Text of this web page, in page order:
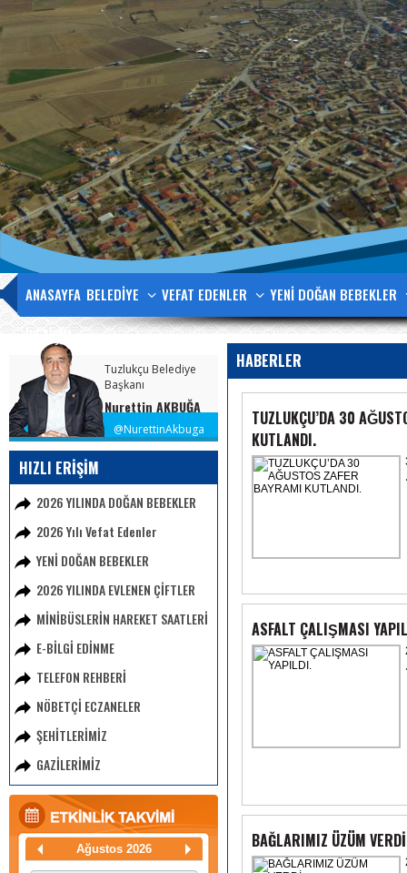
ANASAYFA BELEDİYE VEFAT EDENLER YENİ DOĞAN BEBEKLER
İLETİŞİM
Tuzlukçu Belediye
Başkanı
Nurettin AKBUĞA
@NurettinAkbuga
HIZLI ERİŞİM
2026 YILINDA DOĞAN BEBEKLER
2026 Yılı Vefat Edenler
YENİ DOĞAN BEBEKLER
2026 YILINDA EVLENEN ÇİFTLER
MİNİBÜSLERİN HAREKET SAATLERİ
E-BİLGİ EDİNME
TELEFON REHBERİ
NÖBETÇİ ECZANELER
ŞEHİTLERİMİZ
GAZİLERİMİZ
Ağustos 2026
HABERLER
TUZLUKÇU’DA 30
KUTLANDI.
ASFALT ÇALIŞMASI
BAĞLARIMIZ ÜZÜM